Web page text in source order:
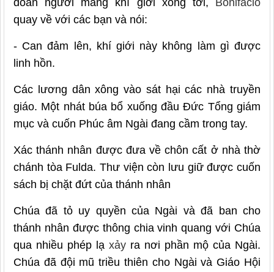
quay về với các bạn và nói:
- Can đảm lên, khí giới này không làm gì được
linh hồn.
Các lương dân xông vào sát hại các nhà truyền
giáo. Một nhát búa bổ xuống đầu Đức Tổng giám
mục và cuốn Phúc âm Ngài đang cầm trong tay.
Xác thánh nhân được đưa về chôn cất ở nhà thờ
chánh tòa Fulda. Thư viện còn lưu giữ được cuốn
sách bị chặt đứt của thánh nhân
Chúa đã tỏ uy quyền của Ngài và đã ban cho
thánh nhân được thông chia vinh quang với Chúa
qua nhiều phép lạ xảy ra nơi phần mộ của Ngài.
Chúa đã đội mũ triều thiên cho Ngài và Giáo Hội